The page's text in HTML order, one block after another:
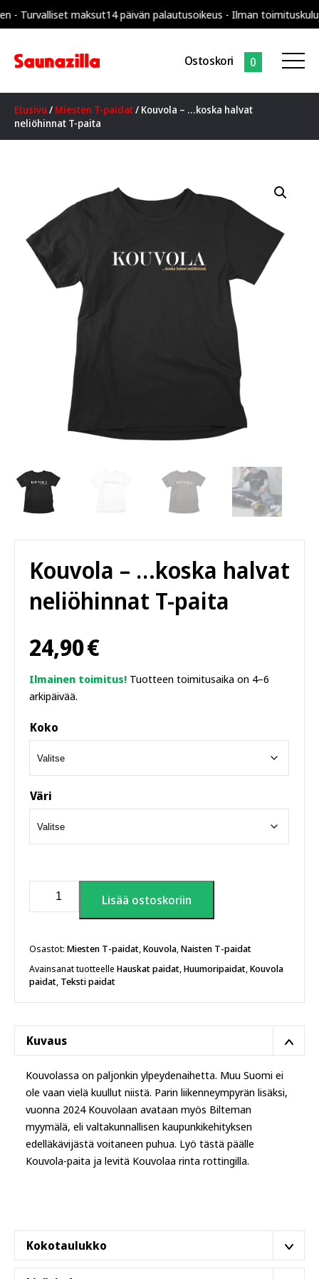
maksut14 päivän palautusoikeus - Ilman toimituskuluja
Ostoskori 0
Etusivu / Miesten T-paidat/ Kouvola – …koska halvat
neliöhinnat T-paita
Kouvola – …koska halvat
neliöhinnat T-paita
24,90€
Ilmainen toimitus! Tuotteen toimitusaika on 4–6
arkipäivää.
Koko
Väri
neliöhinnat
T-
paita
Lisää ostoskoriin
Osastot: Miesten T-paidat,Kouvola,Naisten T-paidat
Avainsanat tuotteelle Hauskat paidat,Huumoripaidat,Kouvola
paidat, Teksti paidat
Kuvaus
Kouvolassa on paljonkin ylpeydenaihetta. Muu Suomi ei
ole vaan vielä kuullut niistä. Parin liikenneympyrän lisäksi,
vuonna 2024 Kouvolaan avataan myös Bilteman
myymälä, eli valtakunnallisen kaupunkikehityksen
edelläkävijästä voitaneen puhua. Lyö tästä päälle
Kouvola-paita ja levitä Kouvolaa rinta rottingilla.
Kokotaulukko